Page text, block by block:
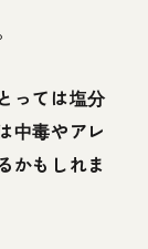
っては塩分
中毒やアレ
かもしれま